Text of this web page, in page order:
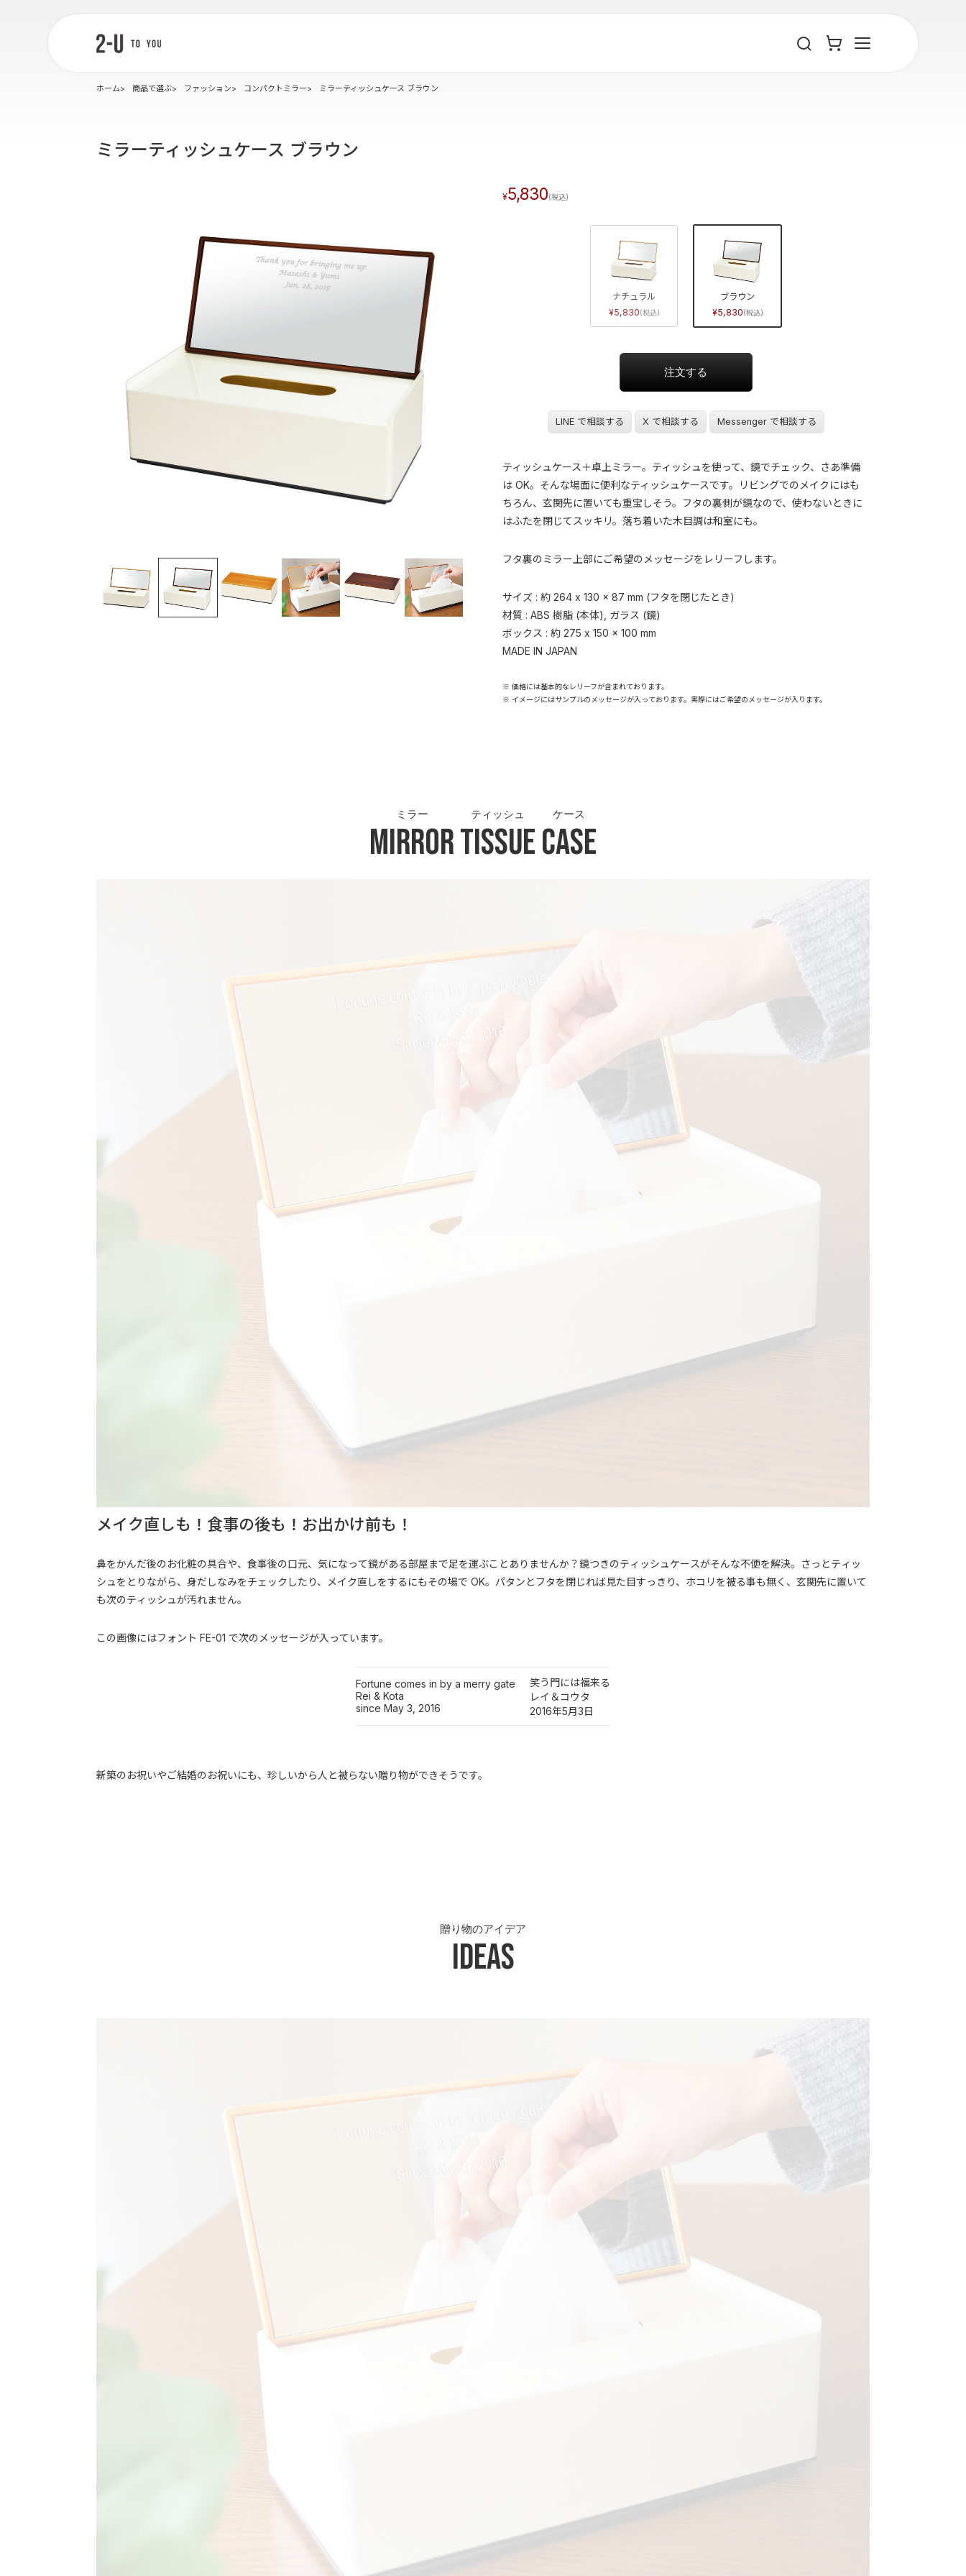
ホーム 商品で選ぶ ファッション コンパクトミラー ミラーティッシュケース ブラウン
ミラーティッシュケース ブラウン
5,830
ナチュラル
5,830
ブラウン
5,830
LINE で相談する X で相談する Messenger で相談する
ティッシュケース＋卓上ミラー。ティッシュを使って、鏡でチェック、さあ準備
は OK。そんな場面に便利なティッシュケースです。リビングでのメイクにはも
ちろん、玄関先に置いても重宝しそう。フタの裏側が鏡なので、使わないときに
はふたを閉じてスッキリ。落ち着いた木目調は和室にも。
フタ裏のミラー上部にご希望のメッセージをレリーフします。
サイズ : 約 264 x 130 x 87 mm (フタを閉じたとき)
材質 : ABS 樹脂 (本体), ガラス (鏡)
ボックス : 約 275 x 150 x 100 mm
MADE IN JAPAN
※ 価格には基本的なレリーフが含まれております。
※ イメージにはサンプルのメッセージが入っております。実際にはご希望のメッセージが入ります。
Mirror
ミラー
Tissue
ティッシュ
Case
ケース
メイク直しも！食事の後も！お出かけ前も！
鼻をかんだ後のお化粧の具合や、食事後の口元、気になって鏡がある部屋まで足を運ぶことありませんか？鏡つきのティッシュケースがそんな不便を解決。さっとティッ
シュをとりながら、身だしなみをチェックしたり、メイク直しをするにもその場で OK。パタンとフタを閉じれば見た目すっきり、ホコリを被る事も無く、玄関先に置いて
も次のティッシュが汚れません。
この画像にはフォント FE-01 で次のメッセージが入っています。
Fortune comes in by a merry gate
Rei & Kota
since May 3, 2016
笑う門には福来る
レイ＆コウタ
2016年5月3日
新築のお祝いやご結婚のお祝いにも、珍しいから人と被らない贈り物ができそうです。
Ideas
贈り物のアイデア